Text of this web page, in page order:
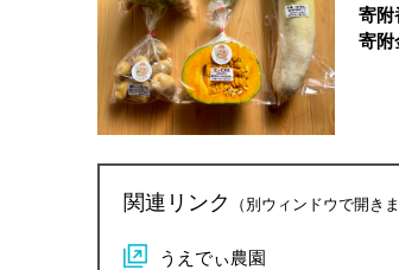
寄附
寄附
関連リンク （別ウィンドウで開きま
うえでぃ農園